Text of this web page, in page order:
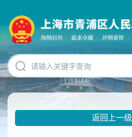
碍
操
明
跳
转
到
网
返回上一级